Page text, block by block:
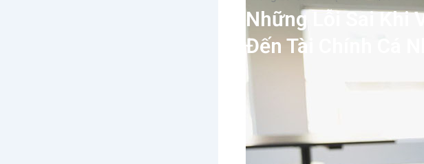
Những Lỗi Sai Khi
Đến Tài Chính Cá